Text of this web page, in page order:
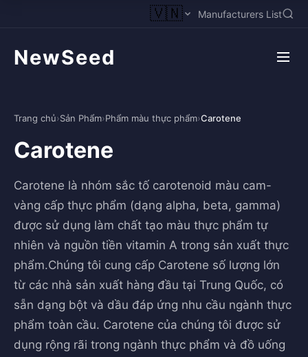
🇻🇳 Manufacturers List
NewSeed
Trang chủ›Sản Phẩm›Phẩm màu thực phẩm›Carotene
Carotene
Carotene là nhóm sắc tố carotenoid màu cam-
vàng cấp thực phẩm (dạng alpha, beta, gamma)
được sử dụng làm chất tạo màu thực phẩm tự
nhiên và nguồn tiền vitamin A trong sản xuất thực
phẩm.Chúng tôi cung cấp Carotene số lượng lớn
từ các nhà sản xuất hàng đầu tại Trung Quốc, có
sẵn dạng bột và dầu đáp ứng nhu cầu ngành thực
phẩm toàn cầu. Carotene của chúng tôi được sử
dụng rộng rãi trong ngành thực phẩm và đồ uống